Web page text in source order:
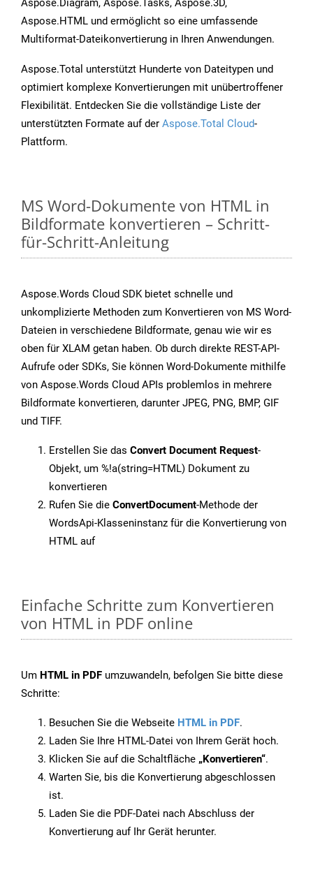
Aspose.Diagram, Aspose.Tasks, Aspose.3D,
Aspose.HTML und ermöglicht so eine umfassende
Multiformat-Dateikonvertierung in Ihren Anwendungen.
Aspose.Total unterstützt Hunderte von Dateitypen und
optimiert komplexe Konvertierungen mit unübertroffener
Flexibilität. Entdecken Sie die vollständige Liste der
unterstützten Formate auf der Aspose.Total Cloud-
Plattform.
MS Word-Dokumente von HTML in
Bildformate konvertieren – Schritt-
für-Schritt-Anleitung
Aspose.Words Cloud SDK bietet schnelle und
unkomplizierte Methoden zum Konvertieren von MS Word-
Dateien in verschiedene Bildformate, genau wie wir es
oben für XLAM getan haben. Ob durch direkte REST-API-
Aufrufe oder SDKs, Sie können Word-Dokumente mithilfe
von Aspose.Words Cloud APIs problemlos in mehrere
Bildformate konvertieren, darunter JPEG, PNG, BMP, GIF
und TIFF.
Erstellen Sie das Convert Document Request-
Objekt, um %!a(string=HTML) Dokument zu
konvertieren
Rufen Sie die ConvertDocument-Methode der
WordsApi-Klasseninstanz für die Konvertierung von
HTML auf
Einfache Schritte zum Konvertieren
von HTML in PDF online
Um HTML in PDF umzuwandeln, befolgen Sie bitte diese
Schritte:
Besuchen Sie die Webseite HTML in PDF.
Laden Sie Ihre HTML-Datei von Ihrem Gerät hoch.
Klicken Sie auf die Schaltfläche „Konvertieren“.
Warten Sie, bis die Konvertierung abgeschlossen
ist.
Laden Sie die PDF-Datei nach Abschluss der
Konvertierung auf Ihr Gerät herunter.